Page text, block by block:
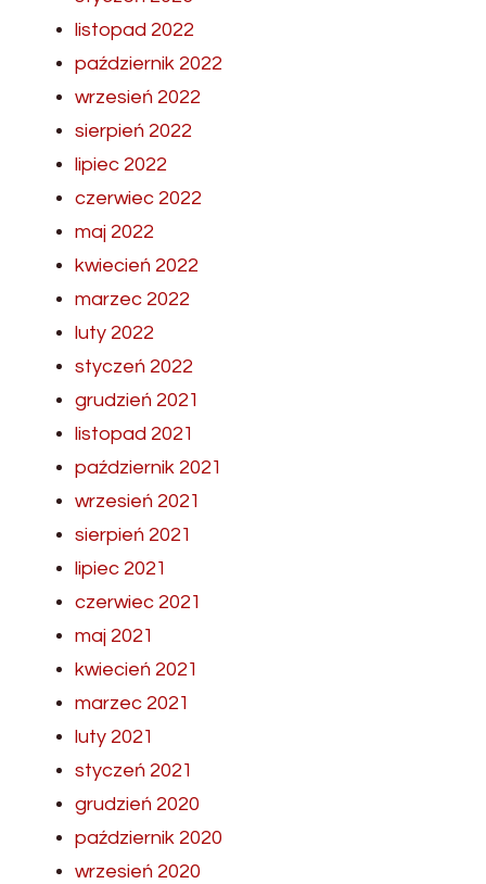
listopad 2022
październik 2022
wrzesień 2022
sierpień 2022
lipiec 2022
czerwiec 2022
maj 2022
kwiecień 2022
marzec 2022
luty 2022
styczeń 2022
grudzień 2021
listopad 2021
październik 2021
wrzesień 2021
sierpień 2021
lipiec 2021
czerwiec 2021
maj 2021
kwiecień 2021
marzec 2021
luty 2021
styczeń 2021
grudzień 2020
październik 2020
wrzesień 2020